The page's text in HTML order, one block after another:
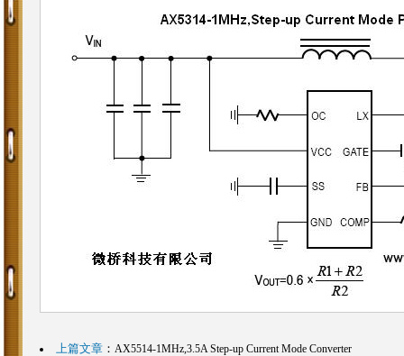
上篇文章： AX5514-1MHz,3.5A Step-up Current Mode Converter